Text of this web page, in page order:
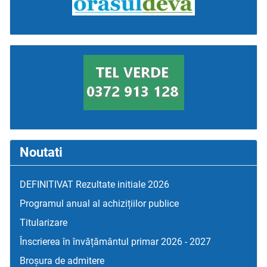
Noutati
DEFINITIVAT Rezultate initiale 2026
Programul anual al achizițiilor publice
Titularizare
Înscrierea în învățământul primar 2026 - 2027
Broșura de admitere